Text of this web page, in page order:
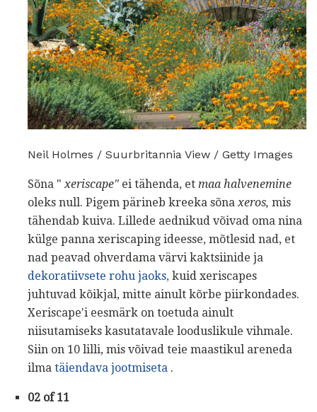
Neil Holmes / Suurbritannia View / Getty Images
Sõna "xeriscape" ei tähenda, et maa halvenemine
oleks null. Pigem pärineb kreeka sõnaxeros, mis
tähendab kuiva. Lillede aednikud võivad oma nina
külge panna xeriscaping ideesse, mõtlesid nad, et
nad peavad ohverdama värvi kaktsiinide ja
dekoratiivsete rohu jaoks, kuid xeriscapes
juhtuvad kõikjal, mitte ainult kõrbe piirkondades.
Xeriscape'i eesmärk on toetuda ainult
niisutamiseks kasutatavale looduslikule vihmale.
Siin on 10 lilli, mis võivad teie maastikul areneda
ilma täiendava jootmiseta .
02 of 11